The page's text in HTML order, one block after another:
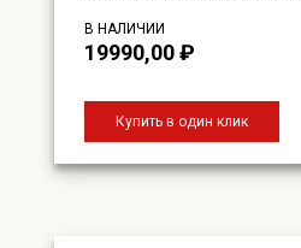
В НАЛИЧИИ
19990,00₽
Купить в один клик